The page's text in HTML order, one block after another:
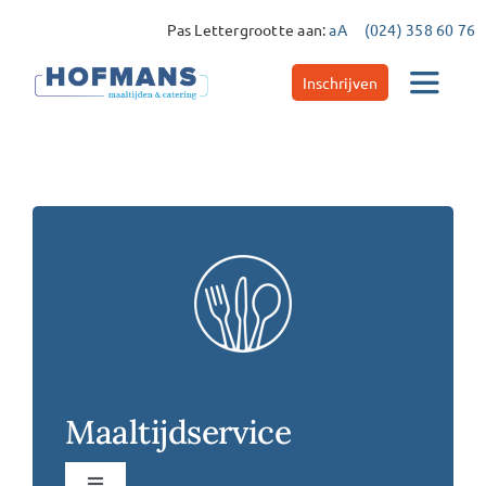
inhoud
Pas Lettergrootte aan:aA (024) 358 60 76
Inschrijven
Toggle
Maaltijdservice